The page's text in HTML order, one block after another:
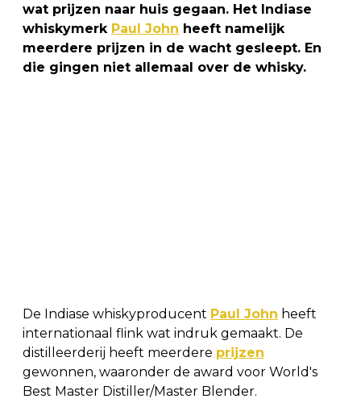
wat prijzen naar huis gegaan. Het Indiase
whiskymerk Paul John heeft namelijk
meerdere prijzen in de wacht gesleept. En
die gingen niet allemaal over de whisky.
De Indiase whiskyproducent Paul John heeft
internationaal flink wat indruk gemaakt. De
distilleerderij heeft meerdere prijzen
gewonnen, waaronder de award voor World's
Best Master Distiller/Master Blender.